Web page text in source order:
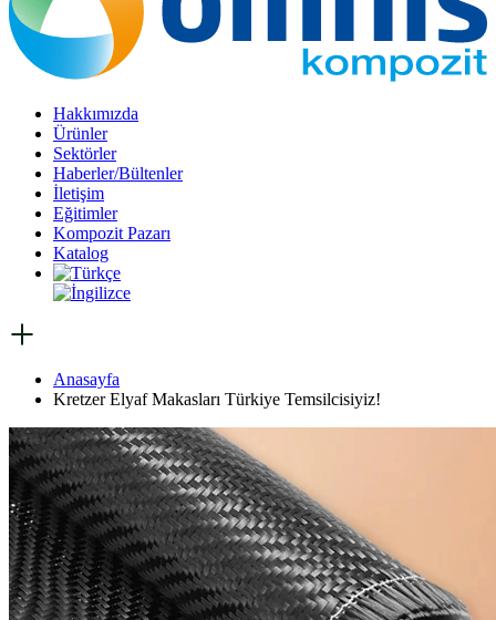
Hakkımızda
Ürünler
Sektörler
Haberler/Bültenler
İletişim
Eğitimler
Kompozit Pazarı
Katalog
Anasayfa
Kretzer Elyaf Makasları Türkiye Temsilcisiyiz!